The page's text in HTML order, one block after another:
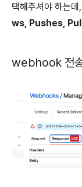
택해주셔야 하는데,
ws, Pushes,
webhook 전